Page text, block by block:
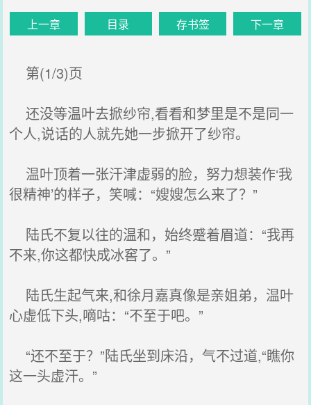
上一章 目录 存书签 下一章
第(1/3)页
还没等温叶去掀纱帘,看看和梦里是不是同一
个人,说话的人就先她一步掀开了纱帘。
温叶顶着一张汗津虚弱的脸，努力想装作‘我
很精神’的样子，笑喊：“嫂嫂怎么来了？”
陆氏不复以往的温和，始终蹙着眉道：“我再
不来,你这都快成冰窖了。”
陆氏生起气来,和徐月嘉真像是亲姐弟，温叶
心虚低下头,嘀咕：“不至于吧。”
“还不至于？”陆氏坐到床沿，气不过道,“瞧你
这一头虚汗。”